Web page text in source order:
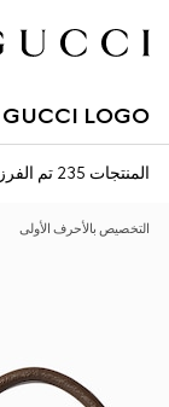
GUCCI LOGO
المنتجات 235 تم
التخصيص بالأحرف الأولى